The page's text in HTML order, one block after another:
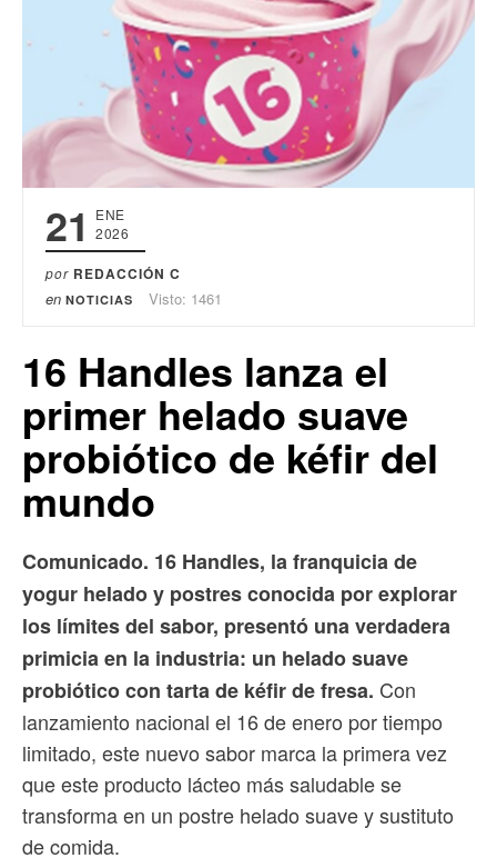
21
ENE
2026
por REDACCIÓN C
en NOTICIAS Visto: 1461
16 Handles lanza el
primer helado suave
probiótico de kéfir del
mundo
Comunicado. 16 Handles, la franquicia de
yogur helado y postres conocida por explorar
los límites del sabor, presentó una verdadera
primicia en la industria: un helado suave
probiótico con tarta de kéfir de fresa. Con
lanzamiento nacional el 16 de enero por tiempo
limitado, este nuevo sabor marca la primera vez
que este producto lácteo más saludable se
transforma en un postre helado suave y sustituto
de comida.